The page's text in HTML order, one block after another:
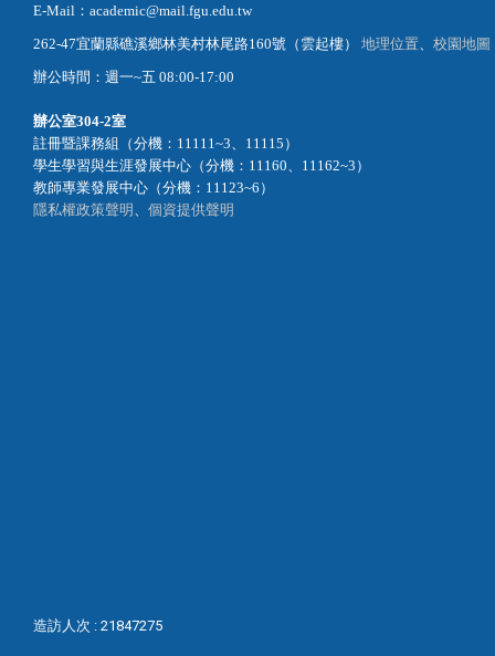
E-Mail：academic@mail.fgu.edu.tw
262-47宜蘭縣礁溪鄉林美村林尾路160號（雲起樓） 地理位置、 校園地圖
辦公時間：週一~五 08:00-17:00
辦公室304-2室
註冊暨課務組（分機：11111~3、11115）
學生學習與生涯發展中心（分機：11160、11162~3）
教師專業發展中心（分機：11123~6）
隱私權政策聲明 、 個資提供聲明
造訪人次 : 21847275